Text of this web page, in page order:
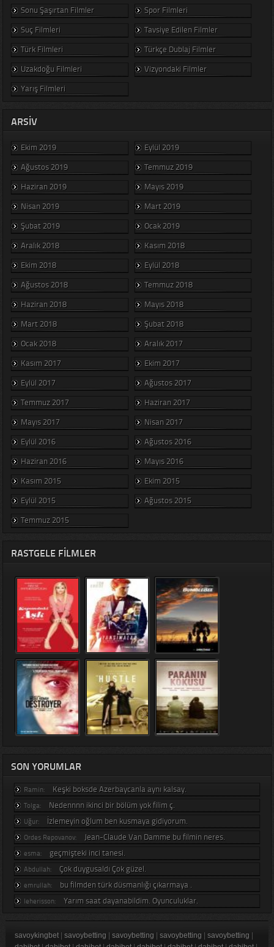
Sonu Şaşırtan Filmler
Spor Filmleri
Suç Filmleri
Tavsiye Edilen Filmler
Türk Filmleri
Türkçe Dublaj Filmler
Uzakdoğu Filmleri
Vizyondaki Filmler
Yarış Filmleri
ARSIV
Ekim 2019
Eylül 2019
Ağustos 2019
Temmuz 2019
Haziran 2019
Mayıs 2019
Nisan 2019
Mart 2019
Şubat 2019
Ocak 2019
Aralık 2018
Kasım 2018
Ekim 2018
Eylül 2018
Ağustos 2018
Temmuz 2018
Haziran 2018
Mayıs 2018
Mart 2018
Şubat 2018
Ocak 2018
Aralık 2017
Kasım 2017
Ekim 2017
Eylül 2017
Ağustos 2017
Temmuz 2017
Haziran 2017
Mayıs 2017
Nisan 2017
Eylül 2016
Ağustos 2016
Haziran 2016
Mayıs 2016
Kasım 2015
Ekim 2015
Eylül 2015
Ağustos 2015
Temmuz 2015
RASTGELE FILMLER
SON YORUMLAR
Ramin: Keşki boksde Azerbaycanla aynı kalsay.
Tolga: Nedennnn ikinci bir bölüm yok filim ç.
Uğur: İzlemeyin oğlum ben kusmaya gidiyorum.
Ordes Repovanov: Jean-Claude Van Damme bu filmin neres.
esma: geçmişteki inci tanesi.
Abdullah: Çok duygusaldı Çok güzel.
emrullah: bu filmden türk düsmanlığı çıkarmaya .
leherisson: Yarım saat dayanabildim. Oyunculuklar.
savoykingbet| savoybetting | savoybetting | savoybetting | savoybetting |